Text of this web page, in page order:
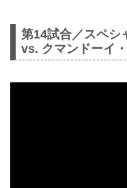
第14試合／スペシ
vs. クマンドーイ